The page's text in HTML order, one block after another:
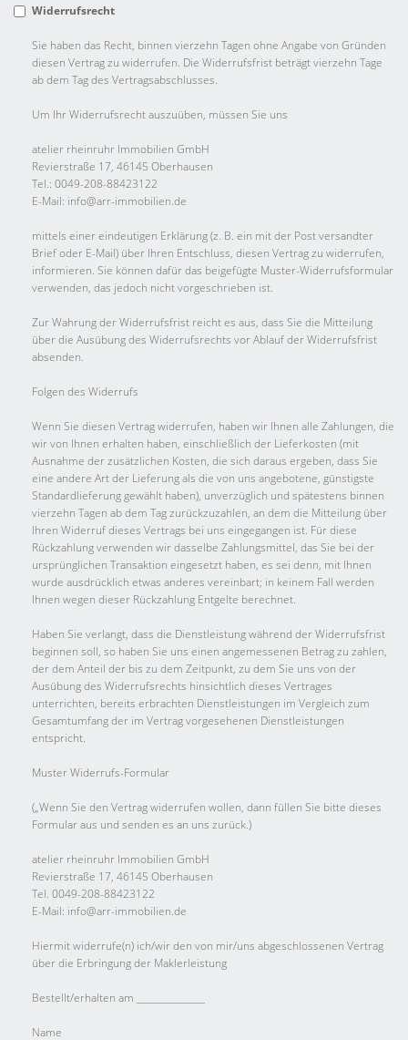
Widerrufsrecht
Sie haben das Recht, binnen vierzehn Tagen ohne Angabe von Gründen
diesen Vertrag zu widerrufen. Die Widerrufsfrist beträgt vierzehn Tage
ab dem Tag des Vertragsabschlusses.
Um Ihr Widerrufsrecht auszuüben, müssen Sie uns
atelier rheinruhr Immobilien GmbH
Revierstraße 17, 46145 Oberhausen
Tel.: 0049-208-88423122
E-Mail: info@arr-immobilien.de
mittels einer eindeutigen Erklärung (z. B. ein mit der Post versandter
Brief oder E-Mail) über Ihren Entschluss, diesen Vertrag zu widerrufen,
informieren. Sie können dafür das beigefügte Muster-Widerrufsformular
verwenden, das jedoch nicht vorgeschrieben ist.
Zur Wahrung der Widerrufsfrist reicht es aus, dass Sie die Mitteilung
über die Ausübung des Widerrufsrechts vor Ablauf der Widerrufsfrist
absenden.
Folgen des Widerrufs
Wenn Sie diesen Vertrag widerrufen, haben wir Ihnen alle Zahlungen, die
wir von Ihnen erhalten haben, einschließlich der Lieferkosten (mit
Ausnahme der zusätzlichen Kosten, die sich daraus ergeben, dass Sie
eine andere Art der Lieferung als die von uns angebotene, günstigste
Standardlieferung gewählt haben), unverzüglich und spätestens binnen
vierzehn Tagen ab dem Tag zurückzuzahlen, an dem die Mitteilung über
Ihren Widerruf dieses Vertrags bei uns eingegangen ist. Für diese
Rückzahlung verwenden wir dasselbe Zahlungsmittel, das Sie bei der
ursprünglichen Transaktion eingesetzt haben, es sei denn, mit Ihnen
wurde ausdrücklich etwas anderes vereinbart; in keinem Fall werden
Ihnen wegen dieser Rückzahlung Entgelte berechnet.
Haben Sie verlangt, dass die Dienstleistung während der Widerrufsfrist
beginnen soll, so haben Sie uns einen angemessenen Betrag zu zahlen,
der dem Anteil der bis zu dem Zeitpunkt, zu dem Sie uns von der
Ausübung des Widerrufsrechts hinsichtlich dieses Vertrages
unterrichten, bereits erbrachten Dienstleistungen im Vergleich zum
Gesamtumfang der im Vertrag vorgesehenen Dienstleistungen
entspricht.
Muster Widerrufs-Formular
(„Wenn Sie den Vertrag widerrufen wollen, dann füllen Sie bitte dieses
Formular aus und senden es an uns zurück.)
atelier rheinruhr Immobilien GmbH
Revierstraße 17, 46145 Oberhausen
Tel. 0049-208-88423122
E-Mail: info@arr-immobilien.de
Hiermit widerrufe(n) ich/wir den von mir/uns abgeschlossenen Vertrag
über die Erbringung der Maklerleistung
Bestellt/erhalten am _______________
Name